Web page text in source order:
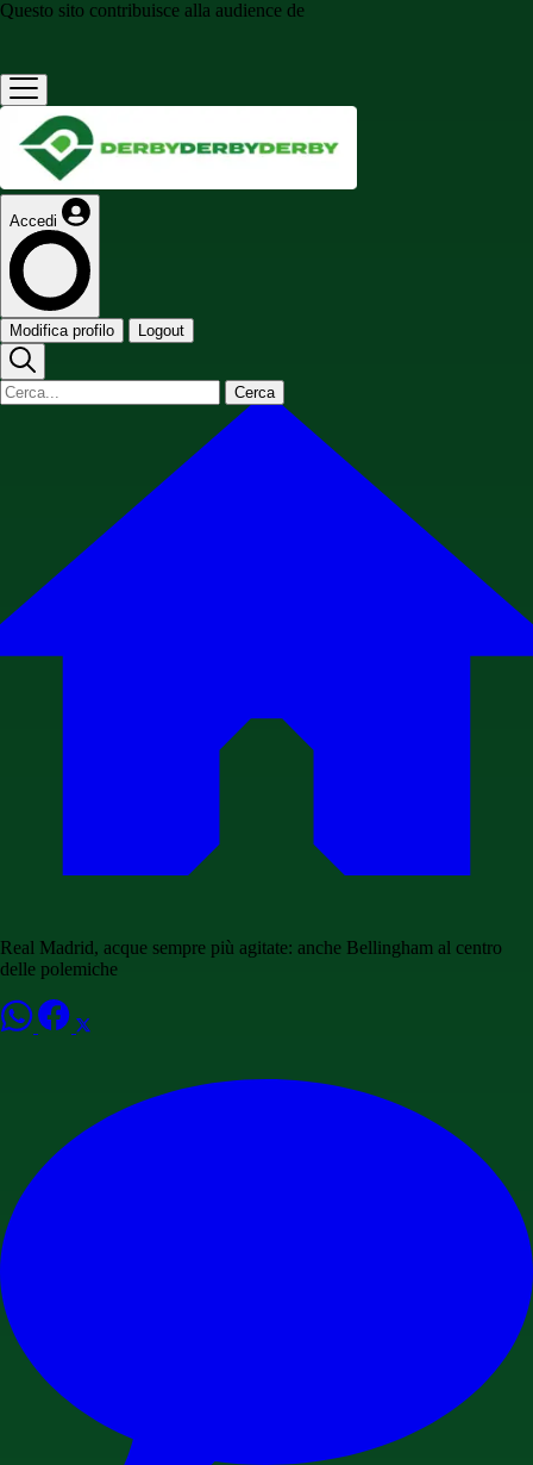
Questo sito contribuisce alla audience de
Accedi
Modifica profilo Logout
Cerca
Real Madrid, acque sempre più agitate: anche Bellingham al centro
delle polemiche